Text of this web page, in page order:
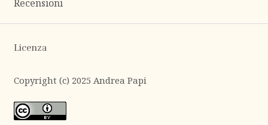
Recensioni
Licenza
Copyright (c) 2025 Andrea Papi